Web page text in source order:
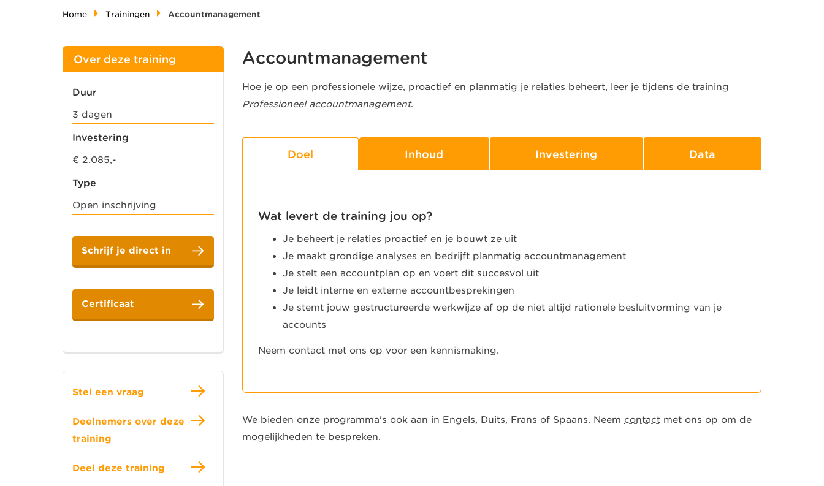
Home Trainingen Accountmanagement
Accountmanagement
Hoe je op een professionele wijze, proactief en planmatig je relaties beheert, leer je tijdens de training
Professioneel accountmanagement.
Doel Inhoud Investering Data
Wat levert de training jou op?
Je beheert je relaties proactief en je bouwt ze uit
Je maakt grondige analyses en bedrijft planmatig accountmanagement
Je stelt een accountplan op en voert dit succesvol uit
Je leidt interne en externe accountbesprekingen
Je stemt jouw gestructureerde werkwijze af op de niet altijd rationele besluitvorming van je
accounts
Neem contact met ons op voor een kennismaking.
We bieden onze programma's ook aan in Engels, Duits, Frans of Spaans. Neem contactmet ons op om de
mogelijkheden te bespreken.
Over deze training
Duur
3 dagen
Investering
€ 2.085,-
Type
Open inschrijving
Schrijf je direct in
Certificaat
Stel een vraag
Deelnemers over deze
training
Deel deze training